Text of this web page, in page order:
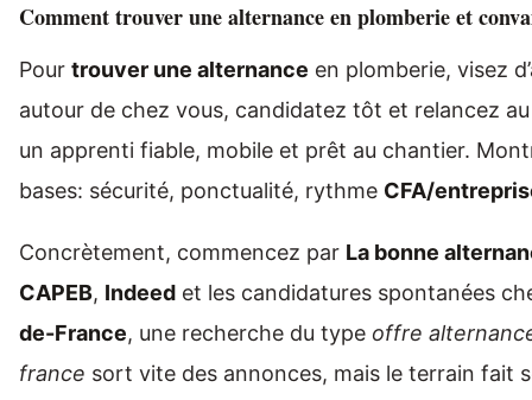
Comment trouver une alternance en plomberie et
Pour trouver une alternance en plomberie, visez
autour de chez vous, candidatez tôt et relancez
un apprenti fiable, mobile et prêt au chantier.
bases: sécurité, ponctualité, rythme CFA/
Concrètement, commencez par La bonne
CAPEB, Indeed et les candidatures spontanées
de-France, une recherche du type offre
france sort vite des annonces, mais le terrain fait